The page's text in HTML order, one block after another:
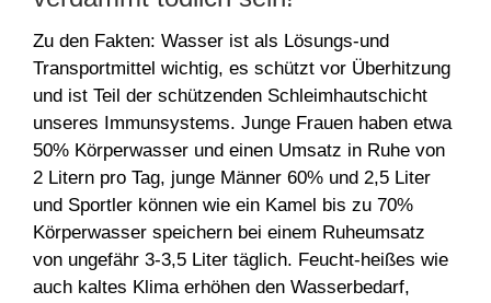
Zu den Fakten: Wasser ist als Lösungs-und
Transportmittel wichtig, es schützt vor Überhitzung
und ist Teil der schützenden Schleimhautschicht
unseres Immunsystems. Junge Frauen haben etwa
50% Körperwasser und einen Umsatz in Ruhe von
2 Litern pro Tag, junge Männer 60% und 2,5 Liter
und Sportler können wie ein Kamel bis zu 70%
Körperwasser speichern bei einem Ruheumsatz
von ungefähr 3-3,5 Liter täglich. Feucht-heißes wie
auch kaltes Klima erhöhen den Wasserbedarf,